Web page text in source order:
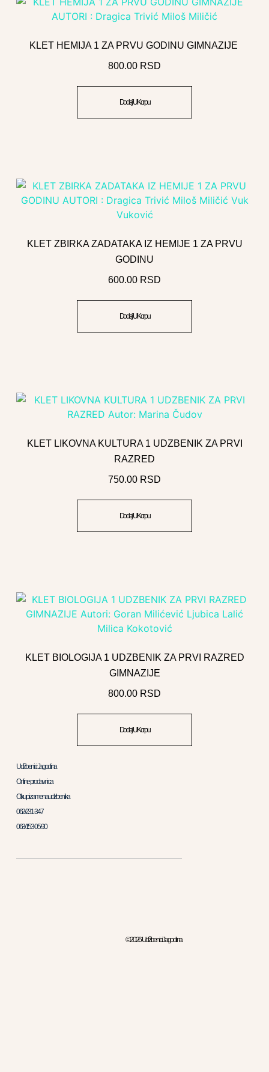
KLET HEMIJA 1 ZA PRVU GODINU GIMNAZIJE
800.00 RSD
Dodaj U Korpu
KLET ZBIRKA ZADATAKA IZ HEMIJE 1 ZA PRVU
GODINU
600.00 RSD
Dodaj U Korpu
KLET LIKOVNA KULTURA 1 UDZBENIK ZA PRVI
RAZRED
750.00 RSD
Dodaj U Korpu
KLET BIOLOGIJA 1 UDZBENIK ZA PRVI RAZRED
GIMNAZIJE
800.00 RSD
Dodaj U Korpu
© 2026 Udžbenici Jagodina
Udžbenici Jagodina
Online prodavnica
Otkup i zamena udzbenika
062/231-347
063/153-05-90